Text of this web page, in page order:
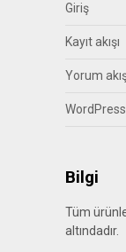
Giriş
Kayıt akışı
Yorum
Bilgi
Tüm
altındadır.